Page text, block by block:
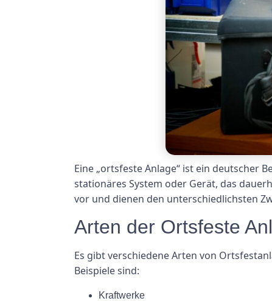
Eine „ortsfeste Anlage“ ist ein deutscher
stationäres System oder Gerät, das
vor und dienen den unterschiedlichsten
Arten der Ortsfeste
Es gibt verschiedene Arten von
Beispiele sind:
Kraftwerke